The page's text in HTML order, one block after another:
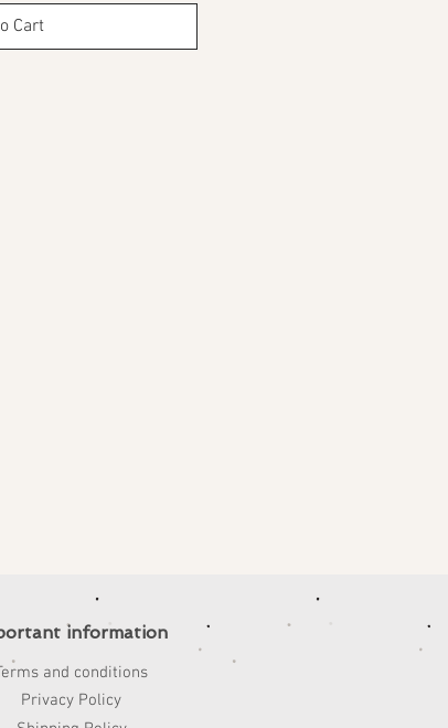
Cart
information
and conditions
Privacy Policy